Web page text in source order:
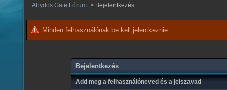
Abydos Gate Fórum > Bejelentkezés
Minden felhasználónak be kell jelentkeznie.
Bejelentkezés
Add meg a felhasználóneved és a jelszavad